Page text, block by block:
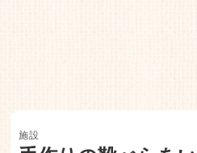
特別養護老人ホー
施設